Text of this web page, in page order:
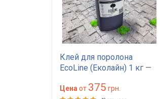
Клей для поролона
EcoLine (Еколайн) 1 кг —
красного цвета
Цена от 375 грн.